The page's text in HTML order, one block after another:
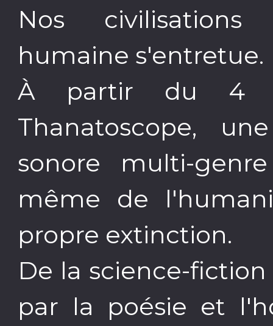
Nos civilisations
humaine s'entretue.
À partir du 4
Thanatoscope,
sonore multi-
même de
propre extinction.
De la science-
par la poésie et